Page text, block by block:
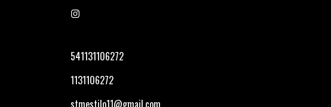
541131106272
1131106272
stmestilo11@gmail.com